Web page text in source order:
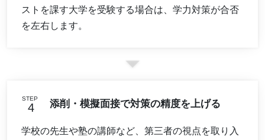
ストを課す大学を受験する場合は、学力対策が合否
を左右します。
STEP 添削・模擬面接で対策の精度を上げる
学校の先生や塾の講師など、第三者の視点を取り入